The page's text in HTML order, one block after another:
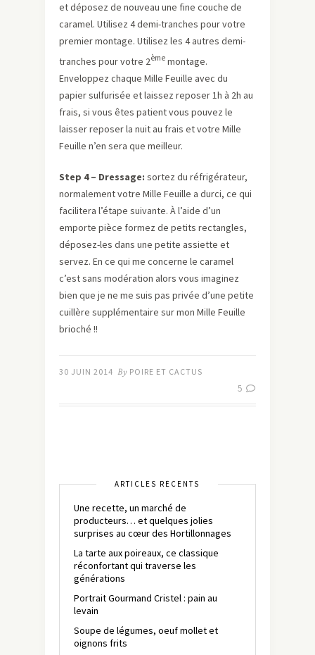
et déposez de nouveau une fine couche de
caramel. Utilisez 4 demi-tranches pour votre
premier montage. Utilisez les 4 autres demi-
tranches pour votre 2ème montage.
Enveloppez chaque Mille Feuille avec du
papier sulfurisée et laissez reposer 1h à 2h au
frais, si vous êtes patient vous pouvez le
laisser reposer la nuit au frais et votre Mille
Feuille n’en sera que meilleur.
Step 4 – Dressage: sortez du réfrigérateur,
normalement votre Mille Feuille a durci, ce qui
facilitera l’étape suivante. À l’aide d’un
emporte pièce formez de petits rectangles,
déposez-les dans une petite assiette et
servez. En ce qui me concerne le caramel
c’est sans modération alors vous imaginez
bien que je ne me suis pas privée d’une petite
cuillère supplémentaire sur mon Mille Feuille
brioché !!
30 JUIN 2014 By POIRE ET CACTUS
5
ARTICLES RÉCENTS
Une recette, un marché de
producteurs… et quelques jolies
surprises au cœur des Hortillonnages
La tarte aux poireaux, ce classique
réconfortant qui traverse les
générations
Portrait Gourmand Cristel : pain au
levain
Soupe de légumes, oeuf mollet et
oignons frits